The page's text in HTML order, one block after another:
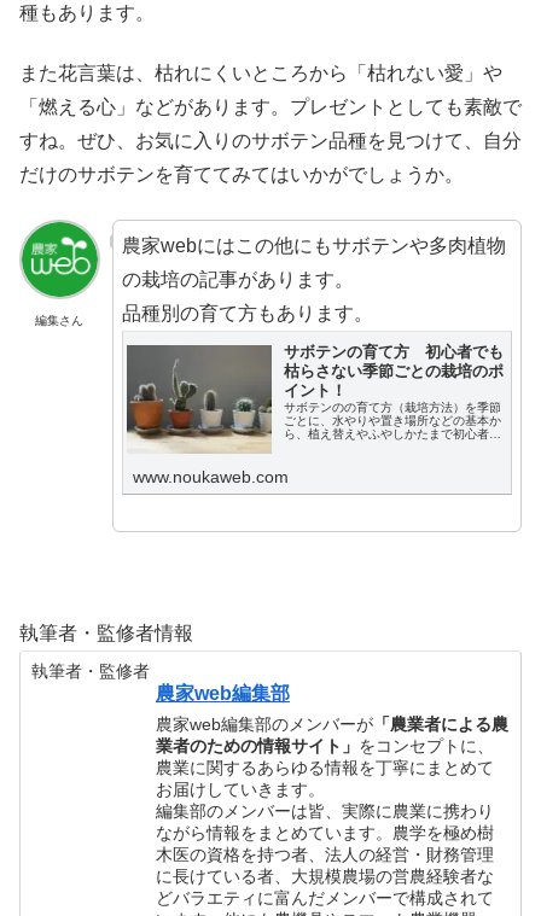
種もあります。
また花言葉は、枯れにくいところから「枯れない愛」や
「燃える心」などがあります。プレゼントとしても素敵で
すね。ぜひ、お気に入りのサボテン品種を見つけて、自分
だけのサボテンを育ててみてはいかがでしょうか。
編集さん
農家webにはこの他にもサボテンや多肉植物
の栽培の記事があります。
品種別の育て方もあります。
サボテンの育て方 初心者でも
枯らさない季節ごとの栽培のポ
イント！
サボテンのの育て方（栽培方法）を季節
ごとに、水やりや置き場所などの基本か
ら、植え替えやふやしかたまで初心者の
www.noukaweb.com
執筆者・監修者情報
執筆者・監修者
農家web編集部
農家web編集部のメンバーが 「農業者による農
業者のための情報サイト」 をコンセプトに、
農業に関するあらゆる情報を丁寧にまとめて
お届けしていきます。
編集部のメンバーは皆、実際に農業に携わり
ながら情報をまとめています。農学を極め樹
木医の資格を持つ者、法人の経営・財務管理
に長けている者、大規模農場の営農経験者な
どバラエティに富んだメンバーで構成されて